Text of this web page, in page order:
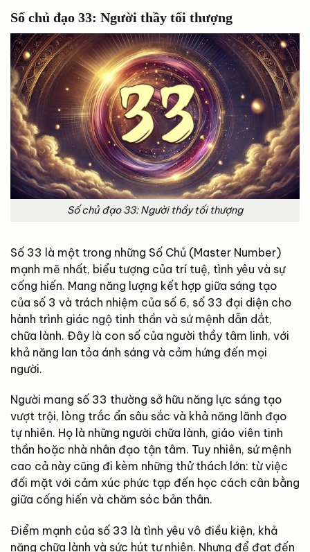
Số chủ đạo 33: Người thầy tối thượng
Số chủ đạo 33: Người thầy tối thượng
Số 33 là một trong những Số Chủ (Master Number)
mạnh mẽ nhất, biểu tượng của trí tuệ, tình yêu và sự
cống hiến. Mang năng lượng kết hợp giữa sáng tạo
của số 3 và trách nhiệm của số 6, số 33 đại diện cho
hành trình giác ngộ tinh thần và sứ mệnh dẫn dắt,
chữa lành. Đây là con số của người thầy tâm linh, với
khả năng lan tỏa ánh sáng và cảm hứng đến mọi
người.
Người mang số 33 thường sở hữu năng lực sáng tạo
vượt trội, lòng trắc ẩn sâu sắc và khả năng lãnh đạo
tự nhiên. Họ là những người chữa lành, giáo viên tinh
thần hoặc nhà nhân đạo tận tâm. Tuy nhiên, sứ mệnh
cao cả này cũng đi kèm những thử thách lớn: từ việc
đối mặt với cảm xúc phức tạp đến học cách cân bằng
giữa cống hiến và chăm sóc bản thân.
Điểm mạnh của số 33 là tình yêu vô điều kiện, khả
năng chữa lành và sức hút tự nhiên. Nhưng để đạt đến